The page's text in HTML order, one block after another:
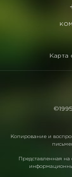
Карта
Копирование и
Представленная на